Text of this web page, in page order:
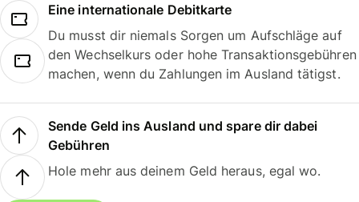
Eine internationale Debitkarte
Du musst dir niemals Sorgen um Aufschläge auf
den Wechselkurs oder hohe Transaktionsgebühren
machen, wenn du Zahlungen im Ausland tätigst.
Sende Geld ins Ausland und spare dir dabei
Gebühren
Hole mehr aus deinem Geld heraus, egal wo.